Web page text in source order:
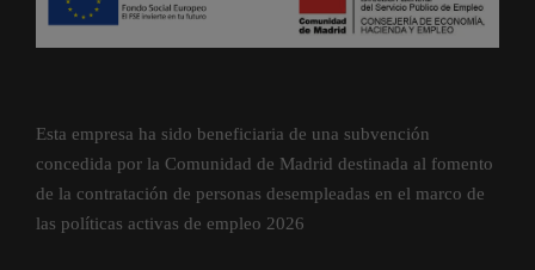
Esta empresa ha sido beneficiaria de una subvención
concedida por la Comunidad de Madrid destinada al fomento
de la contratación de personas desempleadas en el marco de
las políticas activas de empleo 2026